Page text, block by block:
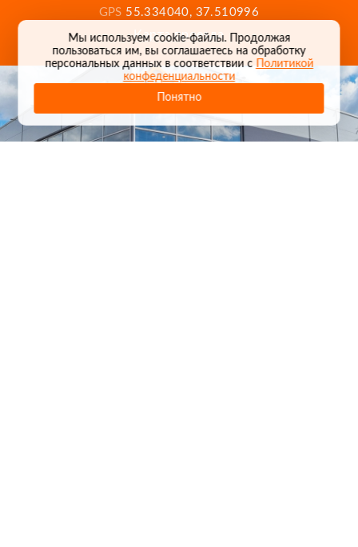
GPS 55.334040, 37.510996
Карта проезда
Мы используем cookie-файлы. Продолжая
пользоваться им, вы соглашаетесь на обработку
персональных данных в соответствии сПолитикой
конфеденциальности
Понятно